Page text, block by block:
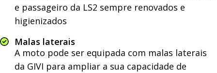
e passageiro da LS2 sempre renovados e
higienizados
Malas laterais
A moto pode ser equipada com malas laterais
da GIVI para ampliar a sua capacidade de